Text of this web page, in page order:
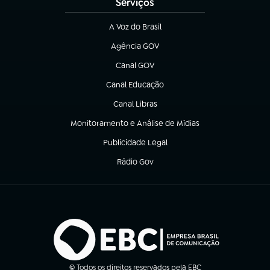
A Voz do Brasil
(abre em nova aba)
Agência GOV
(abre em nova aba)
Canal GOV
(abre em nova aba)
Canal Educação
(abre em nova aba)
Canal Libras
(abre em nova aba)
Monitoramento e Análise de Mídias
(abre em nova aba)
Publicidade Legal
(abre em nova aba)
Rádio Gov
(abre em nova aba)
© Todos os direitos reservados pela EBC